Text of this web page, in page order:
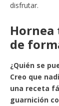
disfrutar.
Hornea
de
¿Quién se
Creo que
una receta
guarnición